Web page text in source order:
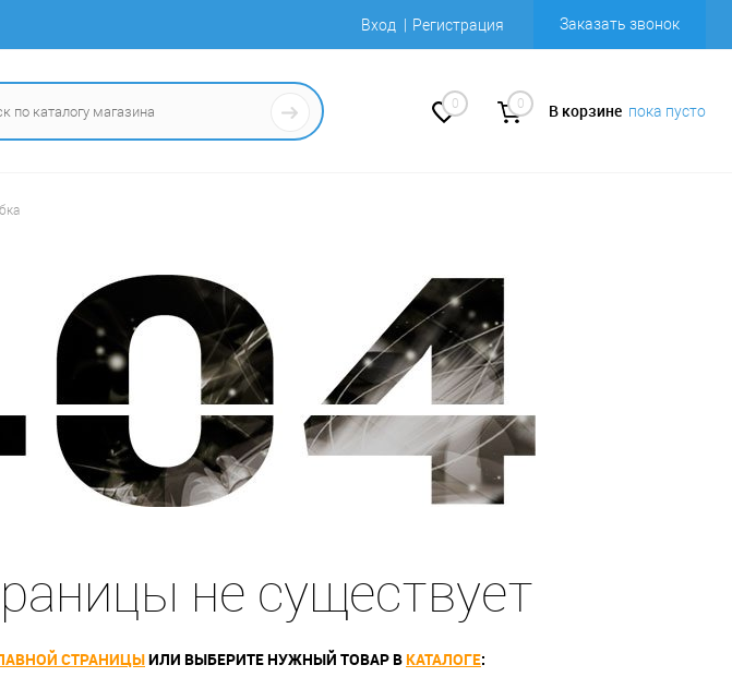
Вход Регистрация Заказать звонок
0 0 В корзине пока пусто
не существует
СТРАНИЦЫИЛИ ВЫБЕРИТЕ НУЖНЫЙ ТОВАР В КАТАЛОГЕ: